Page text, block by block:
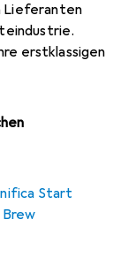
Lieferanten
erstklassigen
Start